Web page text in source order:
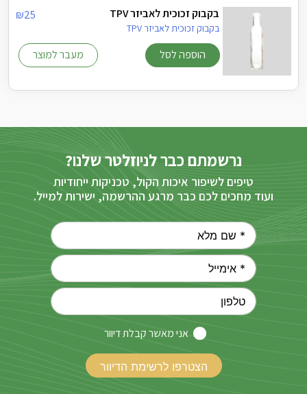
בקבוק זכוכית לאביזר TPV ₪25
בקבוק זכוכית לאביזר TPV
מעבר למוצר הוספה לסל
נרשמתם כבר לניוזלטר שלנו?
טיפים לשיפור איכות הקול, טכניקות ייחודיות
ועוד מחכים לכם כבר מרגע ההרשמה, ישירות למייל.
אני מאשר קבלת דיוור